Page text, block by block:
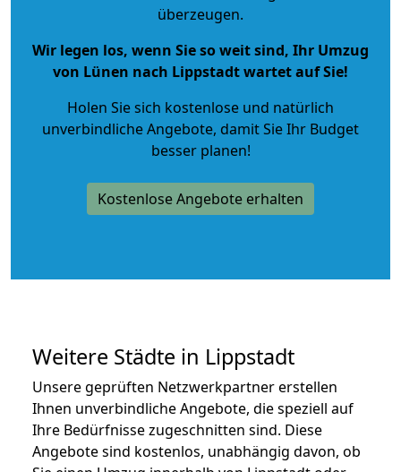
überzeugen.
Wir legen los, wenn Sie so weit sind, Ihr Umzug
von Lünen nach Lippstadt wartet auf Sie!
Holen Sie sich kostenlose und natürlich
unverbindliche Angebote, damit Sie Ihr Budget
besser planen!
Kostenlose Angebote erhalten
Weitere Städte in Lippstadt
Unsere geprüften Netzwerkpartner erstellen
Ihnen unverbindliche Angebote, die speziell auf
Ihre Bedürfnisse zugeschnitten sind. Diese
Angebote sind kostenlos, unabhängig davon, ob